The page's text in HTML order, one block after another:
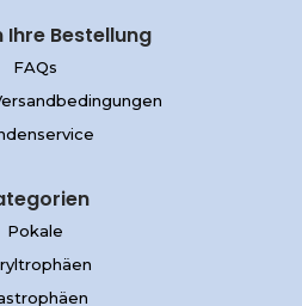
Ihre Bestellung
FAQs
Pokale